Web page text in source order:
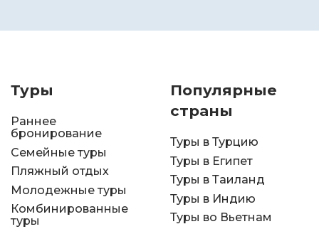
Туры
Раннее
бронирование
Семейные туры
Пляжный отдых
Молодежные туры
Комбинированные
туры
Популярные
страны
Туры в Турцию
Туры в Египет
Туры в Таиланд
Туры в Индию
Туры во Вьетнам